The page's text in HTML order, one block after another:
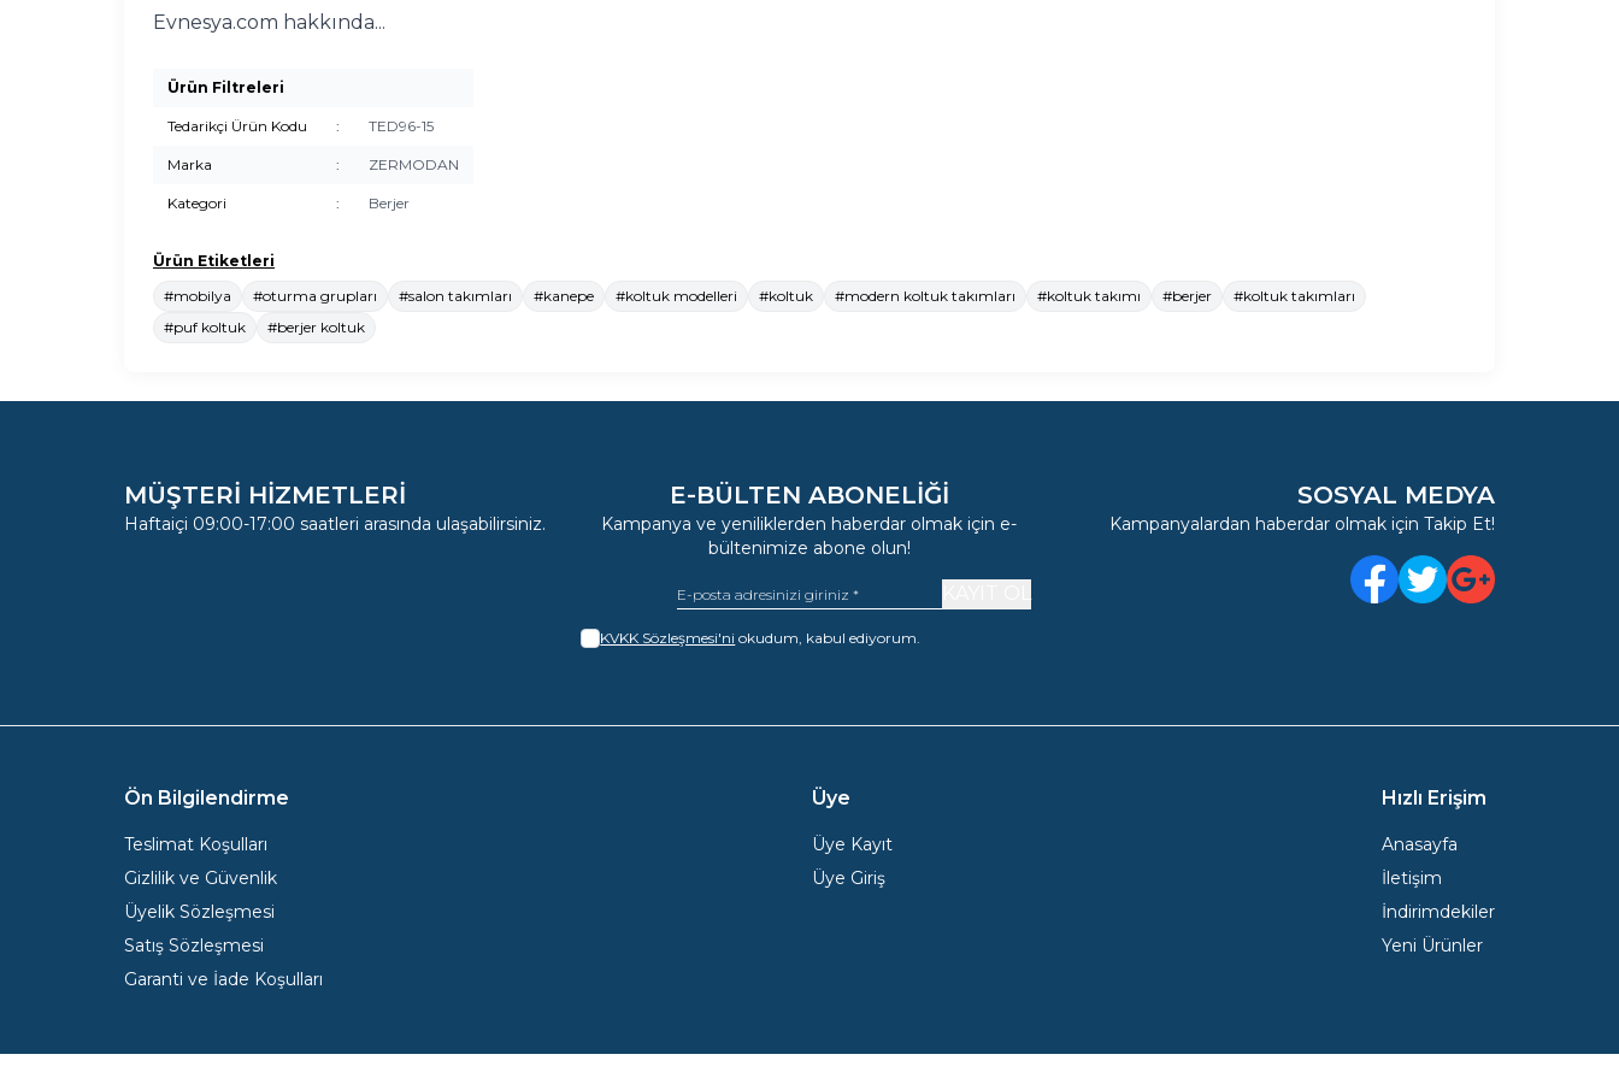
Evnesya.com hakkında...
Ürün Filtreleri
Tedarikçi Ürün Kodu : TED96-15
Marka : ZERMODAN
Kategori : Berjer
Ürün Etiketleri
#mobilya
#oturma grupları #salon takımları #kanepe #koltuk modelleri #koltuk #modern koltuk takımları #koltuk takımı #berjer
#koltuk takımları
#puf koltuk
#berjer koltuk
MÜŞTERİ HİZMETLERİ
Haftaiçi 09:00-17:00 saatleri arasında ulaşabilirsiniz.
E-BÜLTEN ABONELIĞI
Kampanya ve yeniliklerden haberdar olmak için e-
bültenimize abone olun!
KVKK Sözleşmesi'ni okudum, kabul ediyorum.
SOSYAL MEDYA
Kampanyalardan haberdar olmak için Takip Et!
Facebook
TwitterGoogle Plus
Ön Bilgilendirme
Teslimat Koşulları
Gizlilik ve Güvenlik
Üyelik Sözleşmesi
Satış Sözleşmesi
Garanti ve İade Koşulları
Üye
Üye Kayıt
Üye Giriş
Hızlı Erişim
Anasayfa
İletişim
İndirimdekiler
Yeni Ürünler